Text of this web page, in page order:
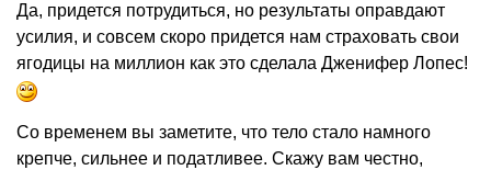
Да, придется потрудиться, но результаты оправдают
усилия, и совсем скоро придется нам страховать свои
ягодицы на миллион как это сделала Дженифер Лопес!
Со временем вы заметите, что тело стало намного
крепче, сильнее и податливее. Скажу вам честно,